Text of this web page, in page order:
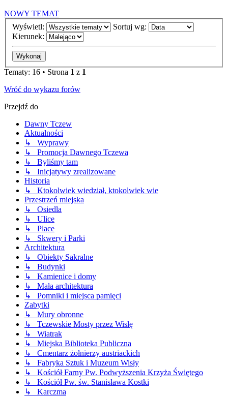
NOWY TEMAT
Wyświetl:
Sortuj wg:
Kierunek:
Tematy: 16 • Strona 1 z 1
Wróć do wykazu forów
Przejdź do
Dawny Tczew
Aktualności
↳ Wyprawy
↳ Promocja Dawnego Tczewa
↳ Byliśmy tam
↳ Inicjatywy zrealizowane
Historia
↳ Ktokolwiek wiedział, ktokolwiek wie
Przestrzeń miejska
↳ Osiedla
↳ Ulice
↳ Place
↳ Skwery i Parki
Architektura
↳ Obiekty Sakralne
↳ Budynki
↳ Kamienice i domy
↳ Mała architektura
↳ Pomniki i miejsca pamięci
Zabytki
↳ Mury obronne
↳ Tczewskie Mosty przez Wisłę
↳ Wiatrak
↳ Miejska Biblioteka Publiczna
↳ Cmentarz żołnierzy austriackich
↳ Fabryka Sztuk i Muzeum Wisły
↳ Kościół Farny Pw. Podwyższenia Krzyża Świętego
↳ Kościół Pw. św. Stanisława Kostki
↳ Karczma